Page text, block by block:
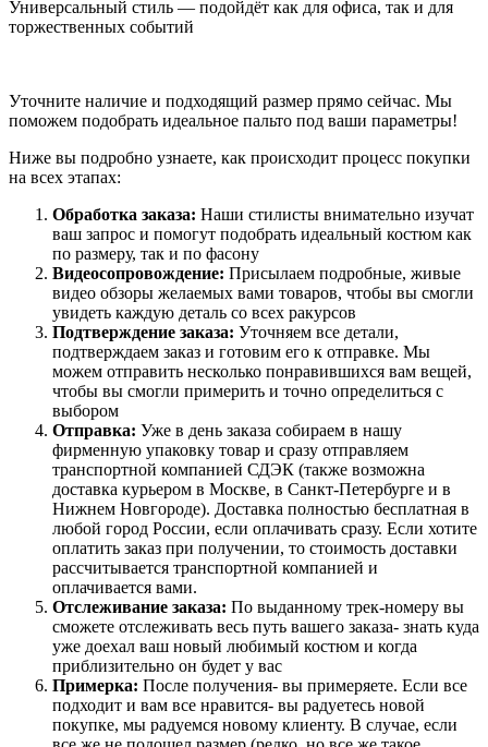
Универсальный стиль — подойдёт как для офиса, так и для
торжественных событий
Уточните наличие и подходящий размер прямо сейчас. Мы
поможем подобрать идеальное пальто под ваши параметры!
Ниже вы подробно узнаете, как происходит процесс покупки
на всех этапах:
Обработка заказа: Наши стилисты внимательно изучат
ваш запрос и помогут подобрать идеальный костюм как
по размеру, так и по фасону
Видеосопровождение: Присылаем подробные, живые
видео обзоры желаемых вами товаров, чтобы вы смогли
увидеть каждую деталь со всех ракурсов
Подтверждение заказа: Уточняем все детали,
подтверждаем заказ и готовим его к отправке. Мы
можем отправить несколько понравившихся вам вещей,
чтобы вы смогли примерить и точно определиться с
выбором
Отправка: Уже в день заказа собираем в нашу
фирменную упаковку товар и сразу отправляем
транспортной компанией СДЭК (также возможна
доставка курьером в Москве, в Санкт-Петербурге и в
Нижнем Новгороде). Доставка полностью бесплатная в
любой город России, если оплачивать сразу. Если хотите
оплатить заказ при получении, то стоимость доставки
рассчитывается транспортной компанией и
оплачивается вами.
Отслеживание заказа: По выданному трек-номеру вы
сможете отслеживать весь путь вашего заказа- знать куда
уже доехал ваш новый любимый костюм и когда
приблизительно он будет у вас
Примерка: После получения- вы примеряете. Если все
подходит и вам все нравится- вы радуетесь новой
покупке, мы радуемся новому клиенту. В случае, если